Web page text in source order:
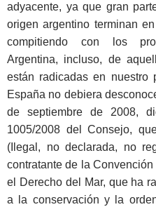
adyacente, ya que gran
origen argentino terminan
compitiendo con los
Argentina, incluso, de
están radicadas en
España no debiera
de septiembre de 2008,
1005/2008 del Consejo,
(Ilegal, no declarada, no
contratante de la
el Derecho del Mar, que ha
a la conservación y la